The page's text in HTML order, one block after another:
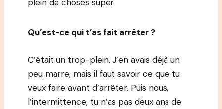
plein de choses super.
Qu’est-ce qui t’as fait arrêter ?
C’était un trop-plein. J’en avais déjà un
peu marre, mais il faut savoir ce que tu
veux faire avant d’arrêter. Puis nous,
l’intermittence, tu n’as pas deux ans de